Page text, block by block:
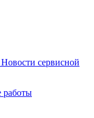
Новости сервисной
работы